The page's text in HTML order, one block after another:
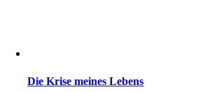
Die Krise meines Lebens